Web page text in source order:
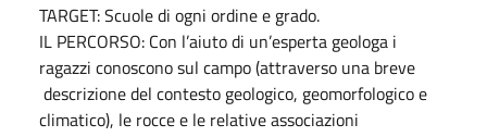
TARGET: Scuole di ogni ordine e grado.
IL PERCORSO: Con l’aiuto di un’esperta geologa i
ragazzi conoscono sul campo (attraverso una breve
descrizione del contesto geologico, geomorfologico e
climatico), le rocce e le relative associazioni